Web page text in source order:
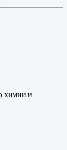
химии и